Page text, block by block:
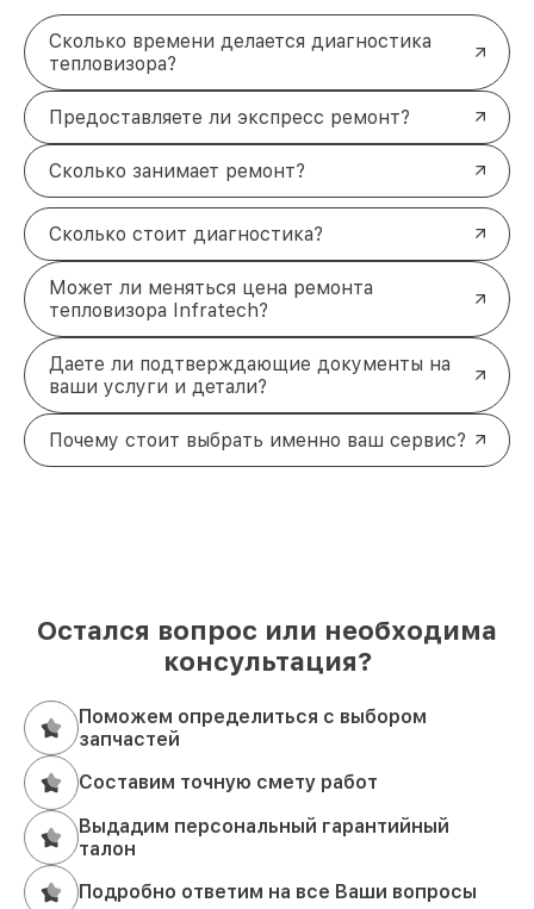
Сколько времени делается диагностика
тепловизора?
Предоставляете ли экспресс ремонт?
Сколько занимает ремонт?
Сколько стоит диагностика?
Может ли меняться цена ремонта
тепловизора Infratech?
Даете ли подтверждающие документы на
ваши услуги и детали?
Почему стоит выбрать именно ваш сервис?
Остался вопрос или необходима
консультация?
Поможем определиться с выбором
запчастей
Составим точную смету работ
Выдадим персональный гарантийный
талон
Подробно ответим на все Ваши вопросы